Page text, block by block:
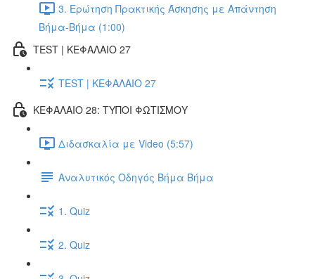
3. Ερώτηση Πρακτικής Άσκησης με Απάντηση
Βήμα-Βήμα (1:00)
TEST | ΚΕΦΑΛΑΙΟ 27
TEST | ΚΕΦΑΛΑΙΟ 27
ΚΕΦΑΛΑΙΟ 28: ΤΥΠΟΙ ΦΩΤΙΣΜΟΥ
Διδασκαλία με Video (5:57)
Αναλυτικός Οδηγός Βήμα Βήμα
1. Quiz
2. Quiz